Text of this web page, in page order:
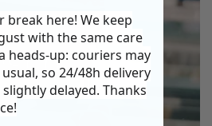
break here! We keep
with the same care
heads-up: couriers may
so 24/48h delivery
delayed. Thanks